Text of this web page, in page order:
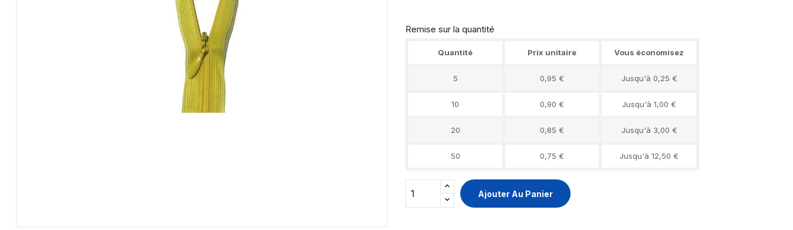
Remise sur la quantité
Quantité Prix unitaire Vous économisez
5 0,95 € Jusqu'à 0,25 €
10 0,90 € Jusqu'à 1,00 €
20 0,85 € Jusqu'à 3,00 €
50 0,75 € Jusqu'à 12,50 €
Ajouter Au Panier